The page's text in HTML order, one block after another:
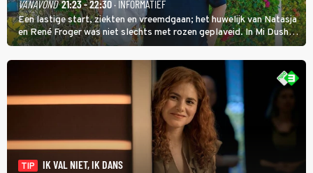
VANAVOND 21:23 - 22:30 · INFORMATIEF
Een lastige start, ziekten en vreemdgaan; het huwelijk van Natasja
en René Froger was niet slechts met rozen geplaveid. In Mi Dushi:
Wat Is Dan Liefde? neemt Wilfred Genee het showbizzkoppel mee
uit vissen om het over de liefde te hebben.
TIP
IK VAL NIET, IK DANS